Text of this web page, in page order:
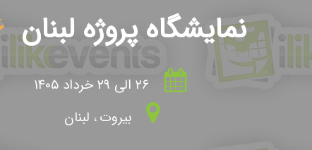
نمایشگاه پروژه لبنان
بیروت، لبنان